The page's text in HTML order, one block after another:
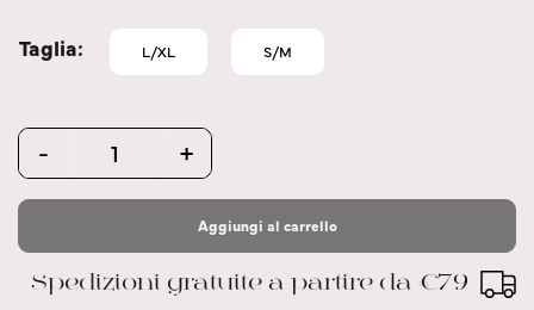
Taglia L/XL S/M
Quantity
- +
Aggiungi al carrello
Spedizioni gratuite a partire da €79